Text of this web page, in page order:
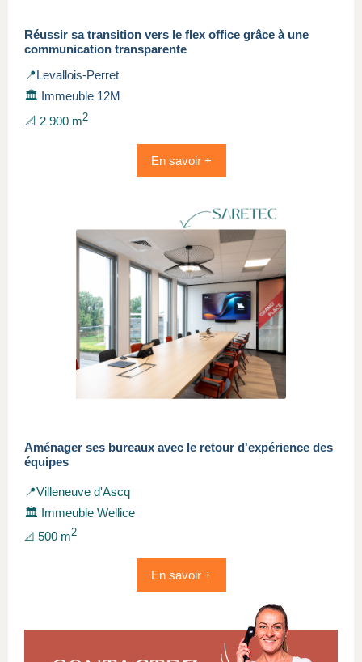
Réussir sa transition vers le flex office grâce à une
communication transparente
📍Levallois-Perret
🏛️ Immeuble 12M
📐 2 900 m2
En savoir +
Aménager ses bureaux avec le retour d'expérience des
équipes
📍Villeneuve d'Ascq
🏛️ Immeuble Wellice
📐 500 m2
En savoir +